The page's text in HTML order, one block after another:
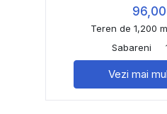
Teren de 1,200
Sabareni
Vezi mai